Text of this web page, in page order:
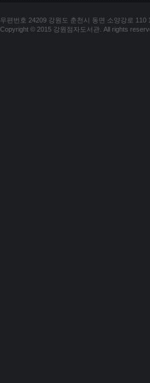
우편번호 24209 강원도 춘천시 동면 소양강로
Copyright © 2015 강원점자도서관. All rights